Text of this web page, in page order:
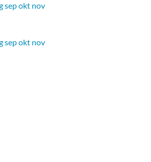
sepokt nov
sepokt nov